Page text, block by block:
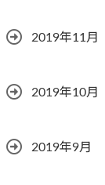
2019年11月
2019年10月
2019年9月